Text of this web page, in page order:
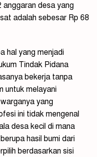
desa yang
adalah sebesar Rp 68
hal yang menjadi
Tindak Pidana
bekerja tanpa
untuk melayani
yang
ini tidak mengenal
desa kecil di mana
hasil bumi dari
berdasarkan sisi